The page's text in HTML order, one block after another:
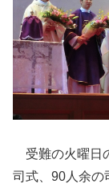
受難の火曜日
司式、90人余の